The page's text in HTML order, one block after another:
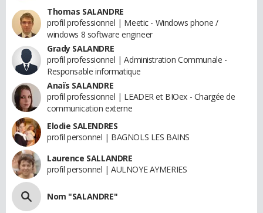
Thomas SALANDRE
profil professionnel | Meetic - Windows phone /
windows 8 software engineer
Grady SALANDRE
profil professionnel | Administration Communale -
Responsable informatique
Anaïs SALANDRE
profil professionnel | LEADER et BIOex - Chargée de
communication externe
Elodie SALENDRES
profil personnel | BAGNOLS LES BAINS
Laurence SALLANDRE
profil personnel | AULNOYE AYMERIES
Nom "SALANDRE"